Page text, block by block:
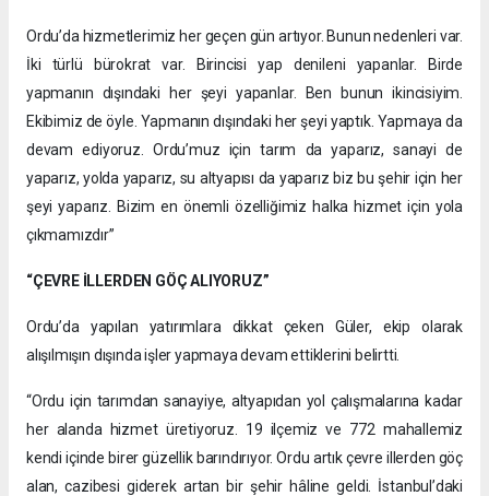
Ordu’da hizmetlerimiz her geçen gün artıyor. Bunun nedenleri var.
İki türlü bürokrat var. Birincisi yap denileni yapanlar. Birde
yapmanın dışındaki her şeyi yapanlar. Ben bunun ikincisiyim.
Ekibimiz de öyle. Yapmanın dışındaki her şeyi yaptık. Yapmaya da
devam ediyoruz. Ordu’muz için tarım da yaparız, sanayi de
yaparız, yolda yaparız, su altyapısı da yaparız biz bu şehir için her
şeyi yaparız. Bizim en önemli özelliğimiz halka hizmet için yola
çıkmamızdır”
“ÇEVRE İLLERDEN GÖÇ ALIYORUZ”
Ordu’da yapılan yatırımlara dikkat çeken Güler, ekip olarak
alışılmışın dışında işler yapmaya devam ettiklerini belirtti.
“Ordu için tarımdan sanayiye, altyapıdan yol çalışmalarına kadar
her alanda hizmet üretiyoruz. 19 ilçemiz ve 772 mahallemiz
kendi içinde birer güzellik barındırıyor. Ordu artık çevre illerden göç
alan, cazibesi giderek artan bir şehir hâline geldi. İstanbul’daki